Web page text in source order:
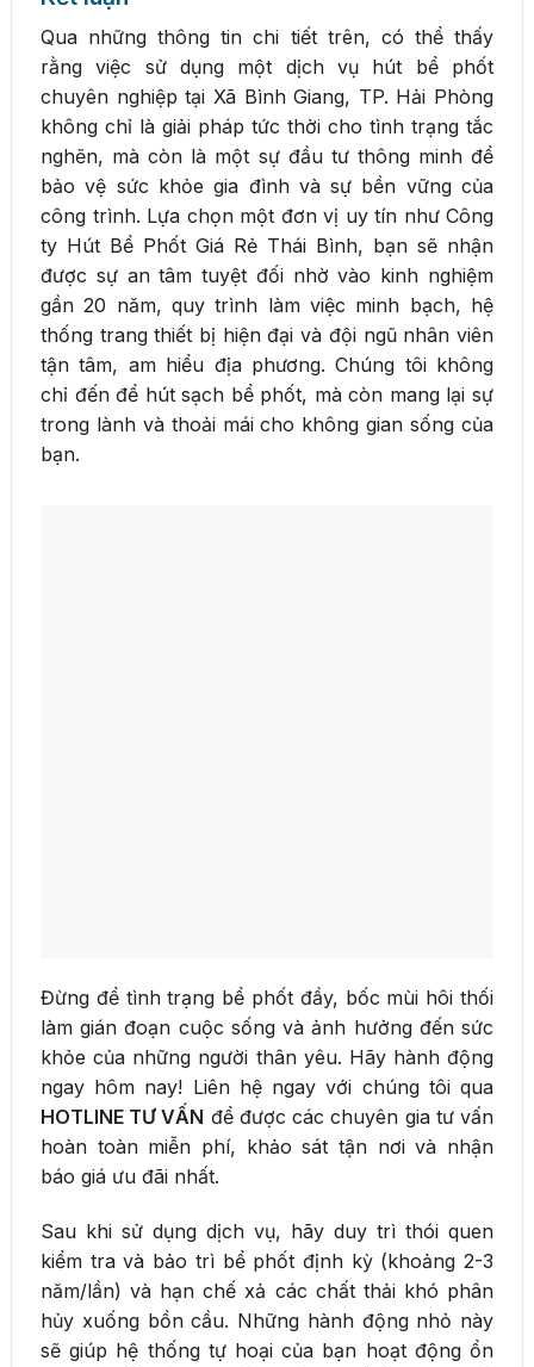
Qua những thông tin chi tiết trên, có thể thấy
rằng việc sử dụng một dịch vụ hút bể phốt
chuyên nghiệp tại Xã Bình Giang, TP. Hải Phòng
không chỉ là giải pháp tức thời cho tình trạng tắc
nghẽn, mà còn là một sự đầu tư thông minh để
bảo vệ sức khỏe gia đình và sự bền vững của
công trình. Lựa chọn một đơn vị uy tín như Công
ty Hút Bể Phốt Giá Rẻ Thái Bình, bạn sẽ nhận
được sự an tâm tuyệt đối nhờ vào kinh nghiệm
gần 20 năm, quy trình làm việc minh bạch, hệ
thống trang thiết bị hiện đại và đội ngũ nhân viên
tận tâm, am hiểu địa phương. Chúng tôi không
chỉ đến để hút sạch bể phốt, mà còn mang lại sự
trong lành và thoải mái cho không gian sống của
bạn.
Đừng để tình trạng bể phốt đầy, bốc mùi hôi thối
làm gián đoạn cuộc sống và ảnh hưởng đến sức
khỏe của những người thân yêu. Hãy hành động
ngay hôm nay! Liên hệ ngay với chúng tôi qua
HOTLINE TƯ VẤN để được các chuyên gia tư vấn
hoàn toàn miễn phí, khảo sát tận nơi và nhận
báo giá ưu đãi nhất.
Sau khi sử dụng dịch vụ, hãy duy trì thói quen
kiểm tra và bảo trì bể phốt định kỳ (khoảng 2-3
năm/lần) và hạn chế xả các chất thải khó phân
hủy xuống bồn cầu. Những hành động nhỏ này
sẽ giúp hệ thống tự hoại của bạn hoạt động ổn